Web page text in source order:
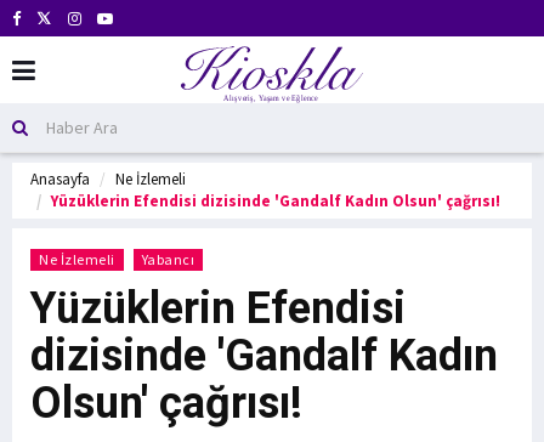
Anasayfa
Ne İzlemeli
Yüzüklerin Efendisi dizisinde 'Gandalf Kadın Olsun' çağrısı!
Ne İzlemeli Yabancı
Yüzüklerin Efendisi
dizisinde 'Gandalf Kadın
Olsun' çağrısı!